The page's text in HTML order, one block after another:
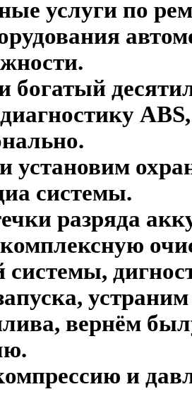
услуги по
богатый
установим
системы.
разряда
системы,
вернём
и